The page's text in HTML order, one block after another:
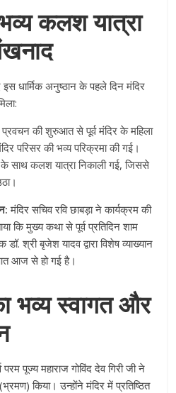
कलश यात्रा
धार्मिक अनुष्ठान के पहले दिन मंदिर
की शुरुआत से पूर्व मंदिर के महिला
परिसर की भव्य परिक्रमा की गई।
के साथ कलश यात्रा निकाली गई, जिससे
मंदिर सचिव रवि छाबड़ा ने कार्यक्रम की
कि मुख्य कथा से पूर्व प्रतिदिन शाम
श्री बृजेश यादव द्वारा विशेष व्याख्यान
आज से हो गई है।
भव्य स्वागत और
पूज्य महाराज गोविंद देव गिरी जी ने
किया। उन्होंने मंदिर में प्रतिष्ठित